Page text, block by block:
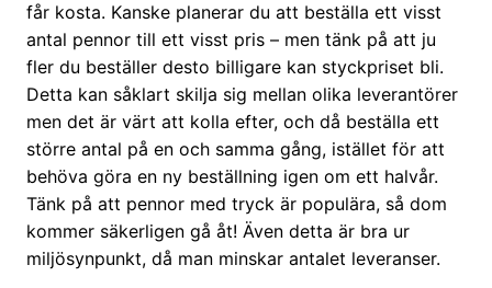
får kosta. Kanske planerar du att beställa ett visst
antal pennor till ett visst pris – men tänk på att ju
fler du beställer desto billigare kan styckpriset bli.
Detta kan såklart skilja sig mellan olika leverantörer
men det är värt att kolla efter, och då beställa ett
större antal på en och samma gång, istället för att
behöva göra en ny beställning igen om ett halvår.
Tänk på att pennor med tryck är populära, så dom
kommer säkerligen gå åt! Även detta är bra ur
miljösynpunkt, då man minskar antalet leveranser.